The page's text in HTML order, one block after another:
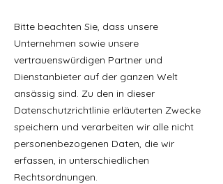
Bitte beachten Sie, dass unsere
Unternehmen sowie unsere
vertrauenswürdigen Partner und
Dienstanbieter auf der ganzen Welt
ansässig sind. Zu den in dieser
Datenschutzrichtlinie erläuterten Zwecke
speichern und verarbeiten wir alle nicht
personenbezogenen Daten, die wir
erfassen, in unterschiedlichen
Rechtsordnungen.